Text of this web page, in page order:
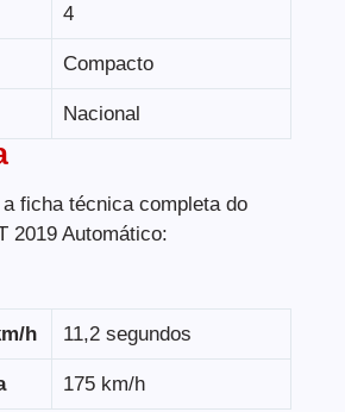
4
Compacto
Nacional
ficha técnica completa do
2019 Automático:
h 11,2 segundos
175 km/h